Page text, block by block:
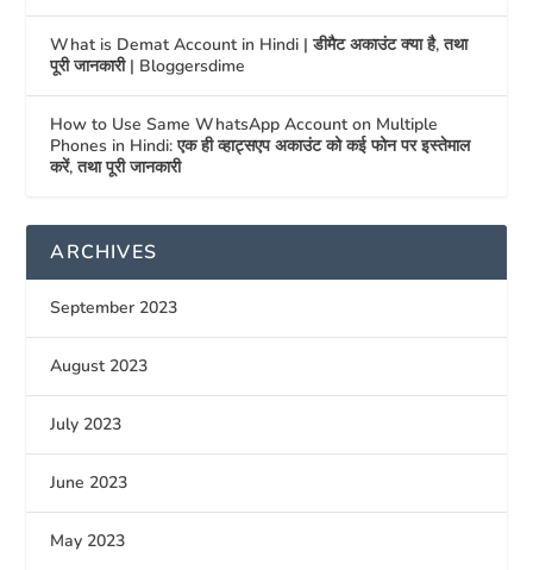
What is Demat Account in Hindi | डीमैट अकाउंट क्या है, तथा
पूरी जानकारी | Bloggersdime
How to Use Same WhatsApp Account on Multiple
Phones in Hindi: एक ही व्हाट्सएप अकाउंट को कई फोन पर इस्तेमाल
करें, तथा पूरी जानकारी
ARCHIVES
September 2023
August 2023
July 2023
June 2023
May 2023